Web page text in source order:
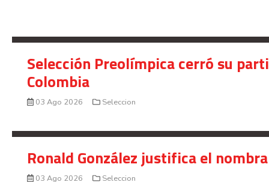
Selección Preolímpica cerró su
Colombia
03 Ago 2026 Seleccion
Ronald González justifica el
03 Ago 2026 Seleccion